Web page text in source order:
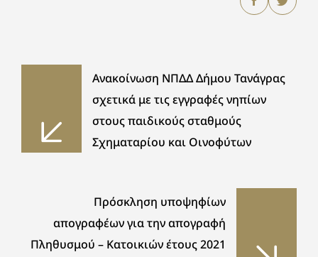
Ανακοίνωση ΝΠΔΔ Δήμου Τανάγρας
σχετικά με τις εγγραφές νηπίων
στους παιδικούς σταθμούς
Σχηματαρίου και Οινοφύτων
Πρόσκληση υποψηφίων
απογραφέων για την απογραφή
Πληθυσμού – Κατοικιών έτους 2021